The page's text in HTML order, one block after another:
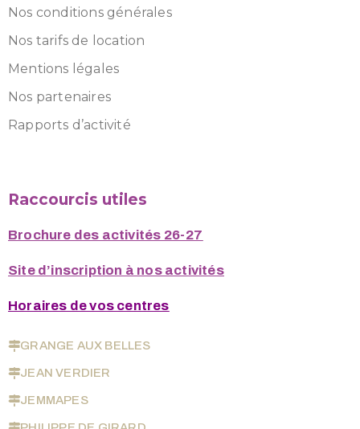
Nos conditions générales
Nos tarifs de location
Mentions légales
Nos partenaires
Rapports d’activité
Raccourcis utiles
Brochure des activités 26-27
Site d’inscription à nos activités
Horaires de vos centres
GRANGE AUX BELLES
JEAN VERDIER
JEMMAPES